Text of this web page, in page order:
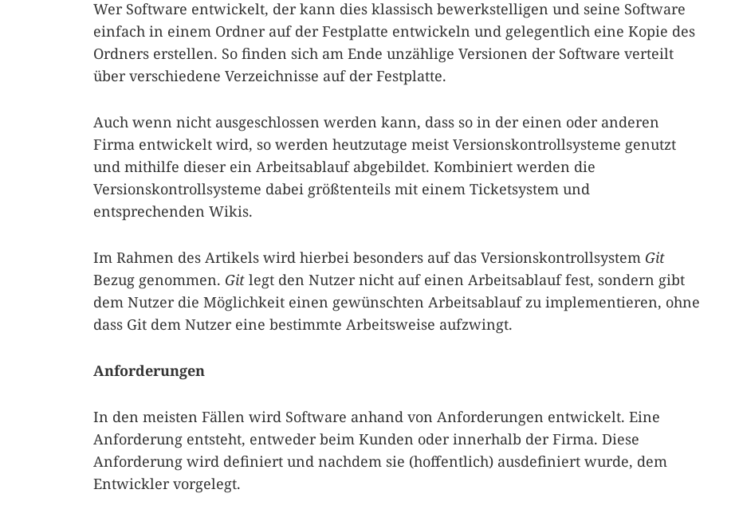
Wer Software entwickelt, der kann dies klassisch bewerkstelligen und seine Software
einfach in einem Ordner auf der Festplatte entwickeln und gelegentlich eine Kopie des
Ordners erstellen. So finden sich am Ende unzählige Versionen der Software verteilt
über verschiedene Verzeichnisse auf der Festplatte.
Auch wenn nicht ausgeschlossen werden kann, dass so in der einen oder anderen
Firma entwickelt wird, so werden heutzutage meist Versionskontrollsysteme genutzt
und mithilfe dieser ein Arbeitsablauf abgebildet. Kombiniert werden die
Versionskontrollsysteme dabei größtenteils mit einem Ticketsystem und
entsprechenden Wikis.
Im Rahmen des Artikels wird hierbei besonders auf das Versionskontrollsystem Git
Bezug genommen. Git legt den Nutzer nicht auf einen Arbeitsablauf fest, sondern gibt
dem Nutzer die Möglichkeit einen gewünschten Arbeitsablauf zu implementieren, ohne
dass Git dem Nutzer eine bestimmte Arbeitsweise aufzwingt.
Anforderungen
In den meisten Fällen wird Software anhand von Anforderungen entwickelt. Eine
Anforderung entsteht, entweder beim Kunden oder innerhalb der Firma. Diese
Anforderung wird definiert und nachdem sie (hoffentlich) ausdefiniert wurde, dem
Entwickler vorgelegt.